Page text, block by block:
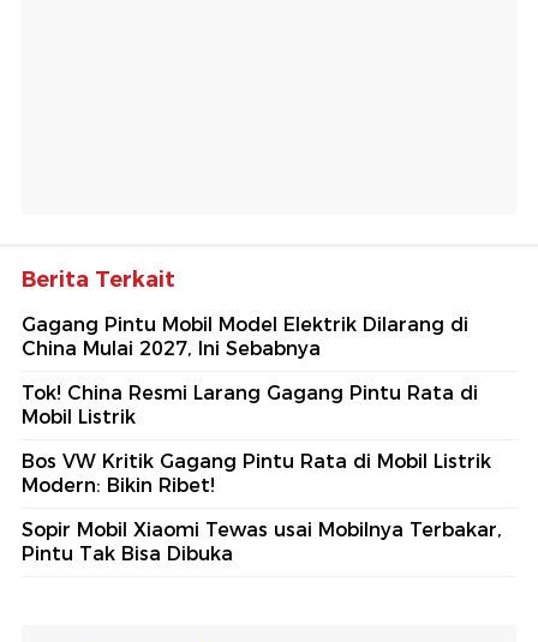
Berita Terkait
Gagang Pintu Mobil Model Elektrik Dilarang di
China Mulai 2027, Ini Sebabnya
Tok! China Resmi Larang Gagang Pintu Rata di
Mobil Listrik
Bos VW Kritik Gagang Pintu Rata di Mobil Listrik
Modern: Bikin Ribet!
Sopir Mobil Xiaomi Tewas usai Mobilnya Terbakar,
Pintu Tak Bisa Dibuka